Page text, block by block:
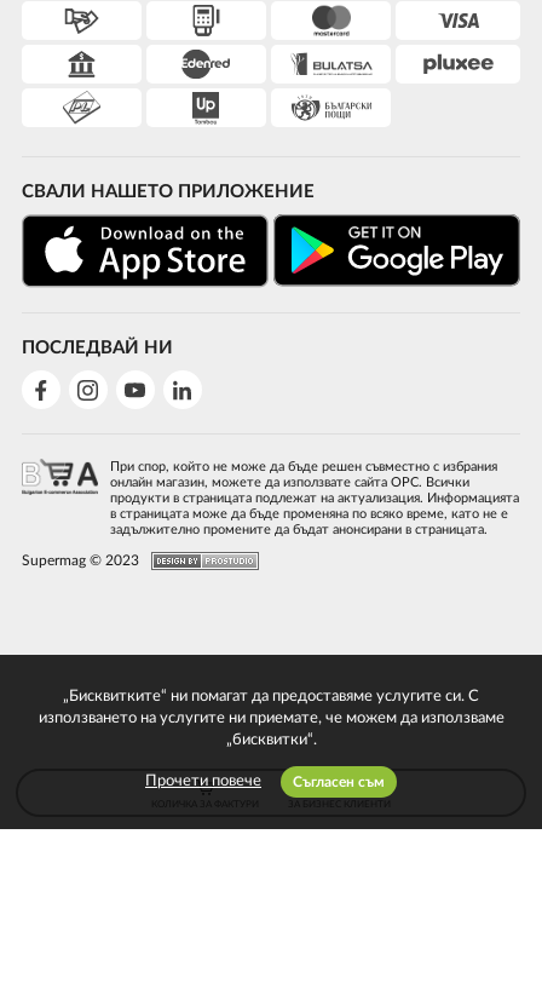
СВАЛИ НАШЕТО ПРИЛОЖЕНИЕ
ПОСЛЕДВАЙ НИ
При спор, който не може да бъде решен съвместно с избрания
онлайн магазин, можете да използвате сайта ОРС. Всички
продукти в страницата подлежат на актуализация. Информацията
в страницата може да бъде променяна по всяко време, като не е
задължително промените да бъдат анонсирани в страницата.
Supermag © 2023
„Бисквитките“ ни помагат да предоставяме услугите си. С
използването на услугите ни приемате, че можем да използваме
„бисквитки“.
Прочети повече Съгласен съм